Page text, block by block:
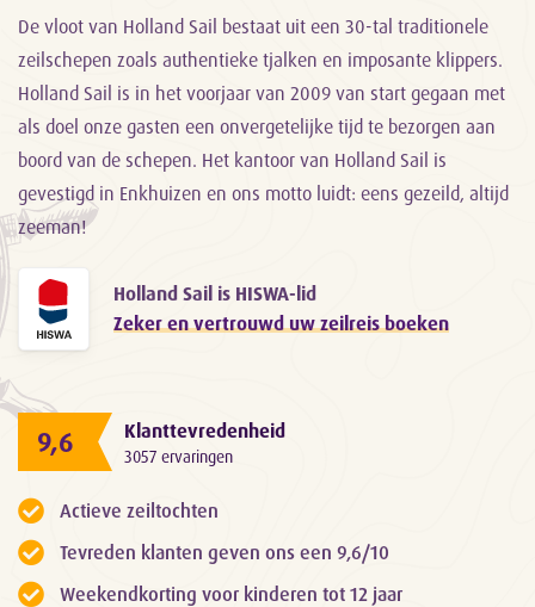
De vloot van Holland Sail bestaat uit een 30-tal traditionele
zeilschepen zoals authentieke tjalken en imposante klippers.
Holland Sail is in het voorjaar van 2009 van start gegaan met
als doel onze gasten een onvergetelijke tijd te bezorgen aan
boord van de schepen. Het kantoor van Holland Sail is
gevestigd in Enkhuizen en ons motto luidt: eens gezeild, altijd
zeeman!
Holland Sail is HISWA-lid
Zeker en vertrouwd uw zeilreis boeken
9,6 Klanttevredenheid
3057 ervaringen
Actieve zeiltochten
Tevreden klanten geven ons een 9,6/10
Weekendkorting voor kinderen tot 12 jaar